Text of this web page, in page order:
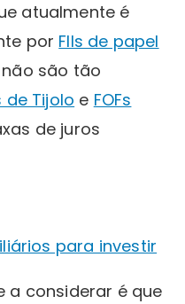
atualmente é
por FIIs de papel
são tão
de Tijolo e FOFs
de juros
para investir
a considerar é que